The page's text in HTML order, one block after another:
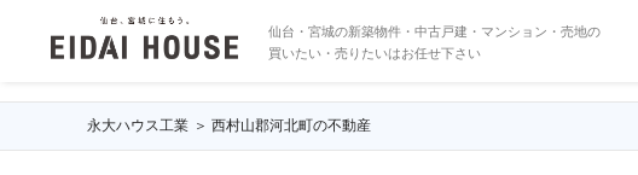
仙台・宮城の新築物件・中古戸建・マンション・売地の
買いたい・売りたいはお任せ下さい
永大ハウス工業 西村山郡河北町の不動産